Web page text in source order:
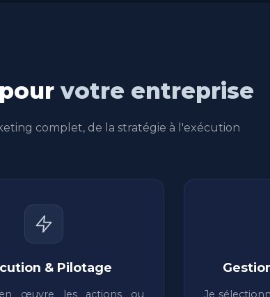
pourvotre entreprise
complet, de la stratégie à l'exécution
& Pilotage
œuvre les actions ou
Je